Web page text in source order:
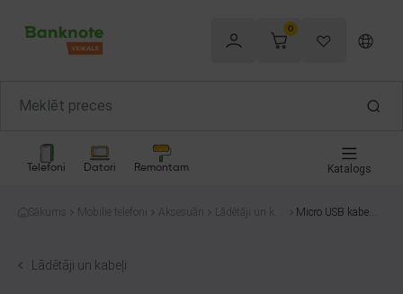
0
Telefoni Datori Remontam Katalogs
Sākums Mobilie telefoni Aksesuāri
Lādētāji un kab
Micro USB kabeli
Lādētāji un kabeļi